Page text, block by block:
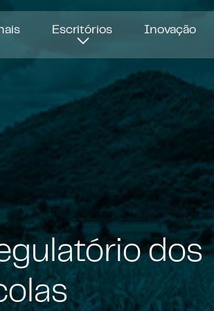
Escritórios Inovação
dos